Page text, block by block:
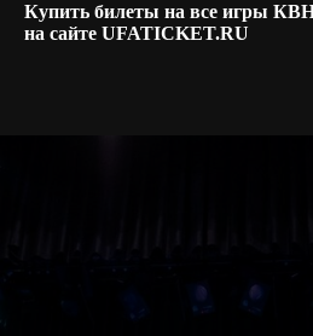
Купить билеты на все игры
на сайте UFATICKET.RU